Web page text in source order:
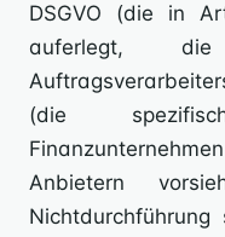
DSGVO (die in
auferlegt,
(die
Anbietern